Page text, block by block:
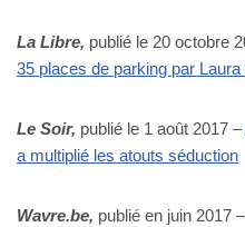
La Libre, publié le 20 octobre
35 places de parking par Laura
Le Soir, publié le 1 août 2017 –
a multiplié les atouts séduction
Wavre.be, publié en juin 2017 –